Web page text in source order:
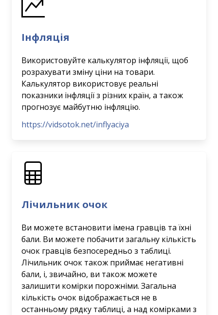
Інфляція
Використовуйте калькулятор інфляції, щоб
розрахувати зміну ціни на товари.
Калькулятор використовує реальні
показники інфляції з різних країн, а також
прогнозує майбутню інфляцію.
https://vidsotok.net/inflyaciya
Лічильник очок
Ви можете встановити імена гравців та їхні
бали. Ви можете побачити загальну кількість
очок гравців безпосередньо з таблиці.
Лічильник очок також приймає негативні
бали, і, звичайно, ви також можете
залишити комірки порожніми. Загальна
кількість очок відображається не в
останньому рядку таблиці, а над комірками з